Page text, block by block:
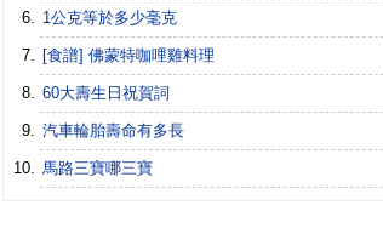
1公克等於多少毫克
[食譜] 佛蒙特咖哩雞料理
60大壽生日祝賀詞
汽車輪胎壽命有多長
馬路三寶哪三寶